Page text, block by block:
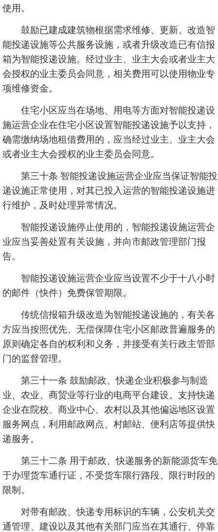
使用。
鼓励已建成建筑物根据需求维修、更新、改造智
能投递设施等公共服务设施，或者升级改造已有信报
箱为智能投递设施。经过业主、业主大会或者业主大
会授权的业主委员会同意，相关费用可以使用物业专
项维修资金。
住宅小区应当在场地、用电等方面对智能投递设
施运营企业在住宅小区设置智能投递设施予以支持，
确需缴纳场地租借费用的，应当经过业主、业主大会
或者业主大会授权的业主委员会同意。
第三十条 智能投递设施运营企业应当保证智能投
递设施正常使用，对其已投入运营的智能投递设施进
行维护，及时处理异常情况。
智能投递设施停止使用的，智能投递设施运营企
业应当妥善处置有关设施，并向市邮政管理部门报
告。
智能投递设施运营企业应当设置不少于十八小时
的邮件（快件）免费保管期限。
传统信报箱升级改造为智能投递设施的，有关各
方应当按照优先、无偿保障住宅小区邮政普遍服务的
原则确定各自的权利和义务，并接受有关行政主管部
门的监督管理。
第三十一条 鼓励邮政、快递企业积极参与制造
业、农业、商贸业等行业的电商平台建设。支持快递
企业在院校、商业中心、农村以及其他偏远地区设置
服务网点，利用邮政网点、村邮站、便利店等提供快
递服务。
第三十二条 用于邮政、快递服务的新能源货车免
于办理货车通行证，不受货车限行路段、限行时段的
限制。
对带有邮政、快递专用标识的车辆，公安机关交
通管理、建设以及其他有关部门应当在其通行、停靠